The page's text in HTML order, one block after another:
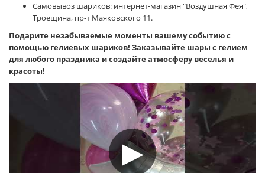
Самовывоз шариков: интернет-магазин "Воздушная Фея",
Троещина, пр-т Маяковского 11.
Подарите незабываемые моменты вашему событию с
помощью гелиевых шариков! Заказывайте шары с гелием
для любого праздника и создайте атмосферу веселья и
красоты!